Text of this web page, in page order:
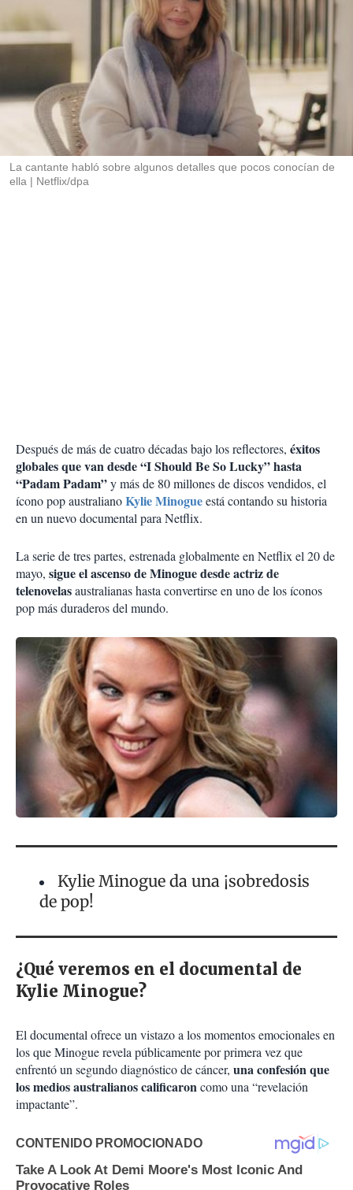
e
c
o
a
i
La cantante habló sobre algunos detalles que pocos conocían de
ella
Netflix/dpa
Después de más de cuatro décadas bajo los reflectores, éxitos
globales que van desde “I Should Be So Lucky” hasta
“Padam Padam”y más de 80 millones de discos vendidos, el
ícono pop australianoKylie Minogueestá contando su historia
en un nuevo documental para Netflix.
La serie de tres partes, estrenada globalmente en Netflix el 20 de
mayo, sigue el ascenso de Minogue desde actriz de
telenovelasaustralianas hasta convertirse en uno de los íconos
pop más duraderos del mundo.
Kylie Minogue da una ¡sobredosis
de pop!
¿Qué veremos en el documental de
Kylie Minogue?
El documental ofrece un vistazo a los momentos emocionales en
los que Minogue revela públicamente por primera vez que
enfrentó un segundo diagnóstico de cáncer, una confesión que
los medios australianos calificaroncomo una “revelación
impactante”.